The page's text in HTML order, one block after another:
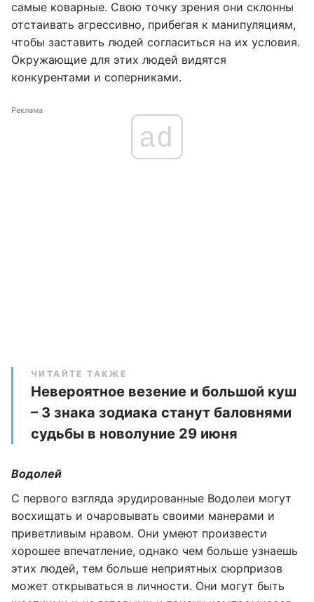
самые коварные. Свою точку зрения они склонны
отстаивать агрессивно, прибегая к манипуляциям,
чтобы заставить людей согласиться на их условия.
Окружающие для этих людей видятся
конкурентами и соперниками.
Реклама
ad
ЧИТАЙТЕ ТАКЖЕ
Невероятное везение и большой куш
– 3 знака зодиака станут баловнями
судьбы в новолуние 29 июня
Водолей
С первого взгляда эрудированные Водолеи могут
восхищать и очаровывать своими манерами и
приветливым нравом. Они умеют произвести
хорошее впечатление, однако чем больше узнаешь
этих людей, тем больше неприятных сюрпризов
может открываться в личности. Они могут быть